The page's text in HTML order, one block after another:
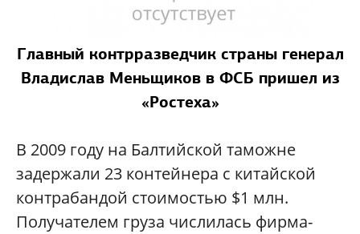
Главный контрразведчик страны генерал
Владислав Меньщиков в ФСБ пришел из
«Ростеха»
В 2009 году на Балтийской таможне
задержали 23 контейнера с китайской
контрабандой стоимостью $1 млн.
Получателем груза числилась фирма-